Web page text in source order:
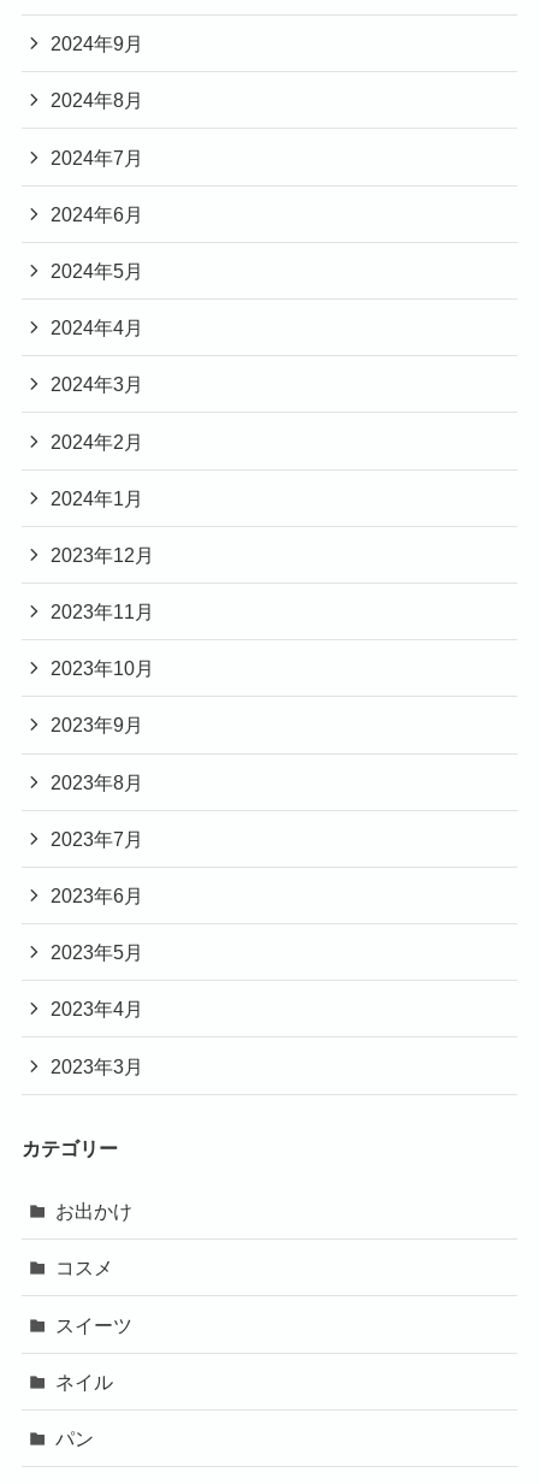
2024年9月
2024年8月
2024年7月
2024年6月
2024年5月
2024年4月
2024年3月
2024年2月
2024年1月
2023年12月
2023年11月
2023年10月
2023年9月
2023年8月
2023年7月
2023年6月
2023年5月
2023年4月
2023年3月
カテゴリー
お出かけ
コスメ
スイーツ
ネイル
パン